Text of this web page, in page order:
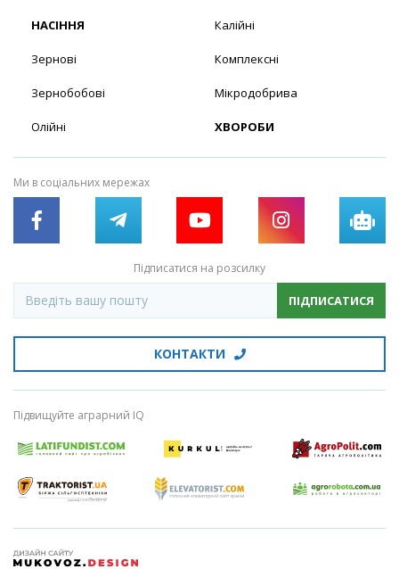
НАСІННЯ
Зернові
Зернобобові
Олійні
Калійні
Комплексні
Мікродобрива
ХВОРОБИ
Ми в соціальних мережах
Підписатися на розсилку
ПІДПИСАТИСЯ
КОНТАКТИ
Підвищуйте аграрний IQ